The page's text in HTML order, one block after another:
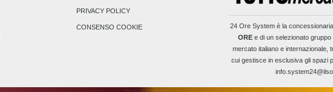
PRIVACY POLICY
CONSENSO COOKIE 24 Ore Systemè la
OREe di un selezionato gruppo
mercato italiano e internazionale,
cui gestisce in esclusiva gli spazi